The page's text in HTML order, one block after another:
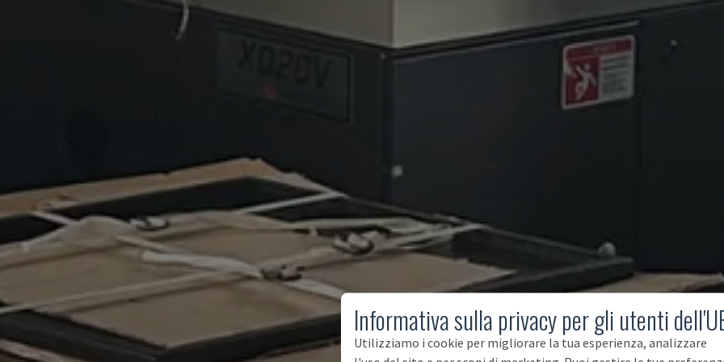
Informativa sulla privacy per gli utenti
Utilizziamo i cookie per migliorare la tua esperienza, analizzare